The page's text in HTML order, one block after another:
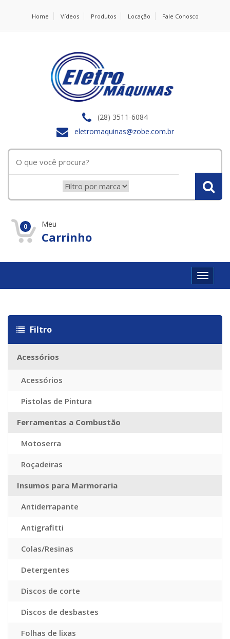
Home Vídeos Produtos Locação Fale Conosco
(28) 3511-6084
eletromaquinas@zobe.com.br
0 Meu
Carrinho
Toggle
Filtro
Acessórios
Acessórios
Pistolas de Pintura
Ferramentas a Combustão
Motoserra
Roçadeiras
Insumos para Marmoraria
Antiderrapante
Antigrafitti
Colas/Resinas
Detergentes
Discos de corte
Discos de desbastes
Folhas de lixas